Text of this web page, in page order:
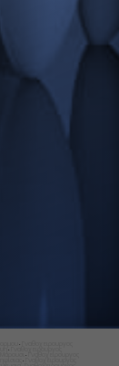
•
•
•
•